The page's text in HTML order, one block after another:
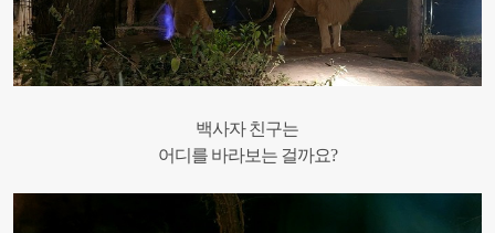
백사자 친구는
어디를 바라보는 걸까요?